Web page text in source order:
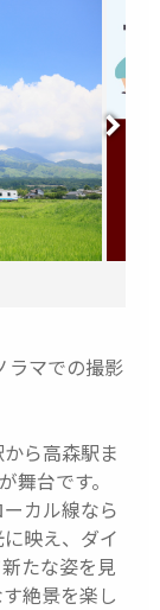
ラマでの撮影
ら高森駅ま
舞台です。
カル線なら
映え、ダイ
たな姿を見
絶景を楽し